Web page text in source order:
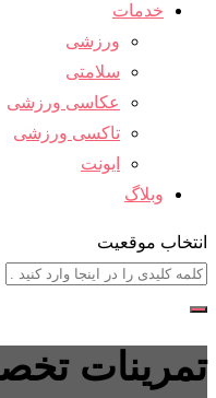
خدمات
ورزشی
سلامتی
عکاسی ورزشی
تاکسی ورزشی
ایونت
وبلاگ
انتخاب موقعیت
تمرینات